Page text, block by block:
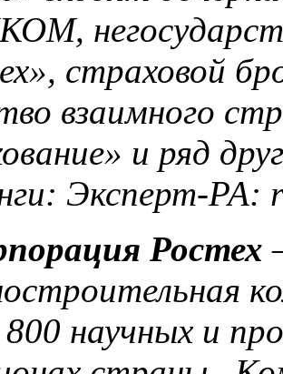
страховой
взаимного
и ряд
Эксперт-РА:
Ростех
научных и